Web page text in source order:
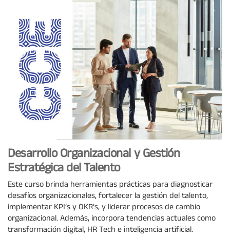
Desarrollo Organizacional y Gestión
Estratégica del Talento
Este curso brinda herramientas prácticas para diagnosticar
desafíos organizacionales, fortalecer la gestión del talento,
implementar KPI’s y OKR’s, y liderar procesos de cambio
organizacional. Además, incorpora tendencias actuales como
transformación digital, HR Tech e inteligencia artificial.